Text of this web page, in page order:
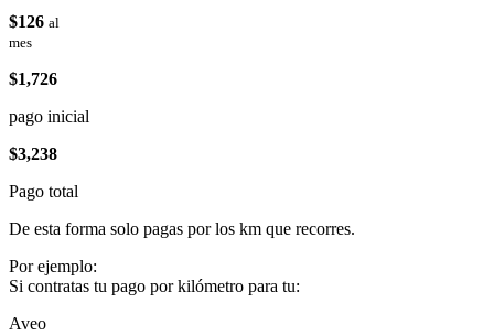
$126 al
mes
$1,726
pago inicial
$3,238
Pago total
De esta forma solo pagas por los km que recorres.
Por ejemplo:
Si contratas tu pago por kilómetro para tu:
Aveo